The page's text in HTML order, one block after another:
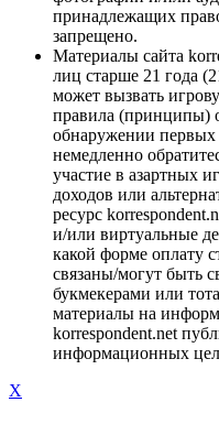
принадлежащих
запрещено.
Материалы сайта
лиц старше 21 года
может вызвать
правила (принципы)
обнаружении первых
немедленно
участие в азартных
доходов или
ресурс
и/или виртуальные
какой форме оплату
связаны/могут быть
букмекерами или
материалы на
korrespondent.net
информационных
X